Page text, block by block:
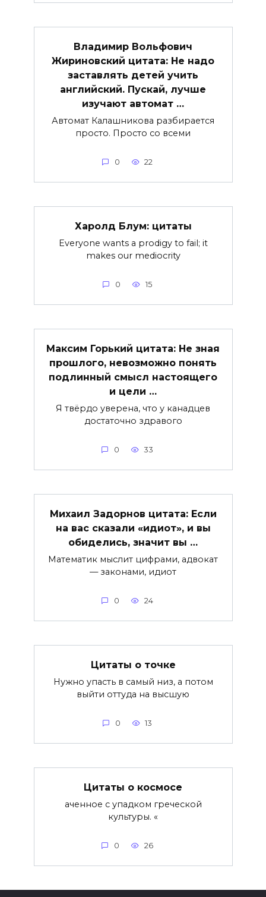
Владимир Вольфович
Жириновский цитата: Не надо
заставлять детей учить
английский. Пускай, лучше
изучают автомат …
Автомат Калашникова разбирается
просто. Просто со всеми
0 22
Харолд Блум: цитаты
Everyone wants a prodigy to fail; it
makes our mediocrity
0 15
Максим Горький цитата: Не зная
прошлого, невозможно понять
подлинный смысл настоящего
и цели …
Я твёрдо уверена, что у канадцев
достаточно здравого
0 33
Михаил Задорнов цитата: Если
на вас сказали «идиот», и вы
обиделись, значит вы …
Математик мыслит цифрами, адвокат
— законами, идиот
0 24
Цитаты о точке
Нужно упасть в самый низ, а потом
выйти оттуда на высшую
0 13
Цитаты о космосе
аченное с упадком греческой
культуры. «
0 26